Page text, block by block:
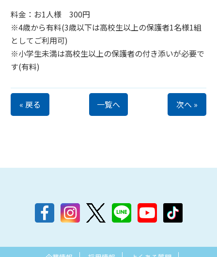
料金：お1人様 300円
※4歳から有料(3歳以下は高校生以上の保護者1名様1組
としてご利用可)
※小学生未満は高校生以上の保護者の付き添いが必要で
す(有料)
« 戻る 一覧へ 次へ »